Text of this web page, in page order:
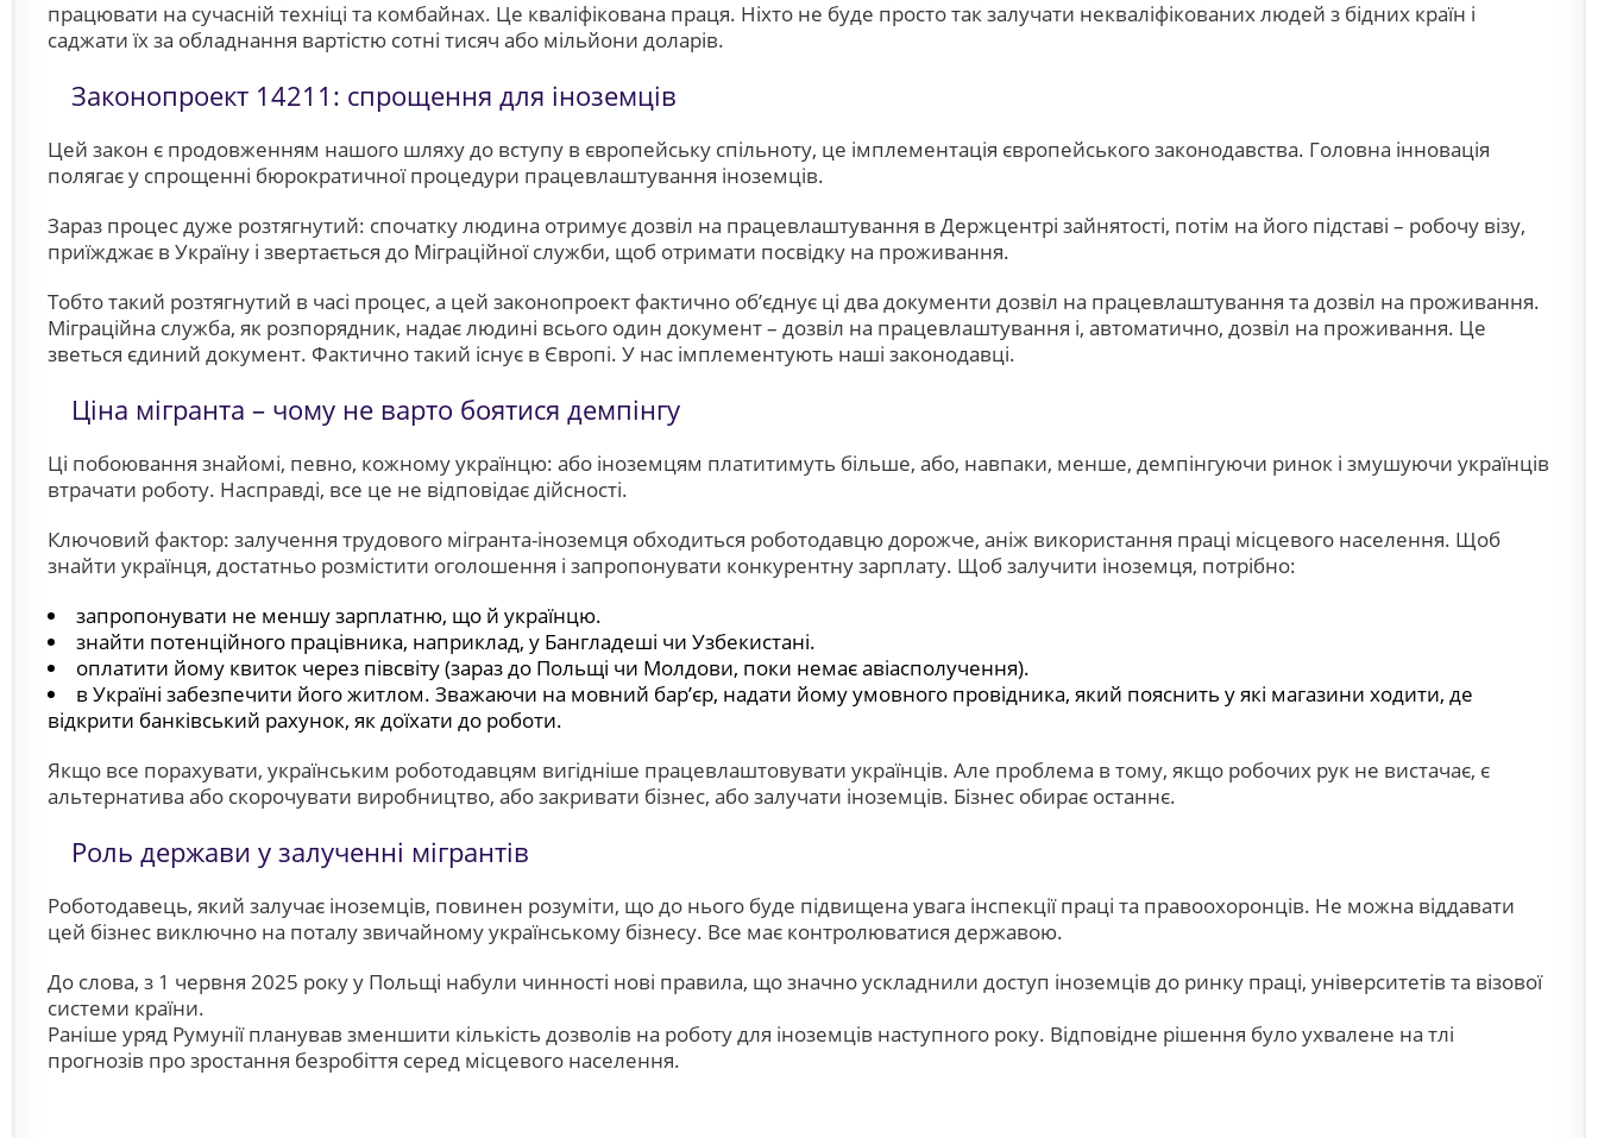
працювати на сучасній техніці та комбайнах. Це кваліфікована праця. Ніхто не буде просто так залучати некваліфікованих людей з бідних країн і
саджати їх за обладнання вартістю сотні тисяч або мільйони доларів.
Законопроект 14211: спрощення для іноземців
Цей закон є продовженням нашого шляху до вступу в європейську спільноту, це імплементація європейського законодавства. Головна інновація
полягає у спрощенні бюрократичної процедури працевлаштування іноземців.
Зараз процес дуже розтягнутий: спочатку людина отримує дозвіл на працевлаштування в Держцентрі зайнятості, потім на його підставі – робочу візу,
приїжджає в Україну і звертається до Міграційної служби, щоб отримати посвідку на проживання.
Тобто такий розтягнутий в часі процес, а цей законопроект фактично об’єднує ці два документи дозвіл на працевлаштування та дозвіл на проживання.
Міграційна служба, як розпорядник, надає людині всього один документ – дозвіл на працевлаштування і, автоматично, дозвіл на проживання. Це
зветься єдиний документ. Фактично такий існує в Європі. У нас імплементують наші законодавці.
Ціна мігранта – чому не варто боятися демпінгу
Ці побоювання знайомі, певно, кожному українцю: або іноземцям платитимуть більше, або, навпаки, менше, демпінгуючи ринок і змушуючи українців
втрачати роботу. Насправді, все це не відповідає дійсності.
Ключовий фактор: залучення трудового мігранта-іноземця обходиться роботодавцю дорожче, аніж використання праці місцевого населення. Щоб
знайти українця, достатньо розмістити оголошення і запропонувати конкурентну зарплату. Щоб залучити іноземця, потрібно:
запропонувати не меншу зарплатню, що й українцю.
знайти потенційного працівника, наприклад, у Бангладеші чи Узбекистані.
оплатити йому квиток через півсвіту (зараз до Польщі чи Молдови, поки немає авіасполучення).
в Україні забезпечити його житлом. Зважаючи на мовний бар’єр, надати йому умовного провідника, який пояснить у які магазини ходити, де
відкрити банківський рахунок, як доїхати до роботи.
Якщо все порахувати, українським роботодавцям вигідніше працевлаштовувати українців. Але проблема в тому, якщо робочих рук не вистачає, є
альтернатива або скорочувати виробництво, або закривати бізнес, або залучати іноземців. Бізнес обирає останнє.
Роль держави у залученні мігрантів
Роботодавець, який залучає іноземців, повинен розуміти, що до нього буде підвищена увага інспекції праці та правоохоронців. Не можна віддавати
цей бізнес виключно на поталу звичайному українському бізнесу. Все має контролюватися державою.
До слова, з 1 червня 2025 року у Польщі набули чинності нові правила, щозначноускладнили доступ іноземців до ринку праці, університетів та візової
системи країни.
Раніше уряд Румунії планував зменшити кількість дозволів на роботу для іноземців наступного року. Відповідне рішення було ухвалене на тлі
прогнозів про зростання безробіття серед місцевого населення.